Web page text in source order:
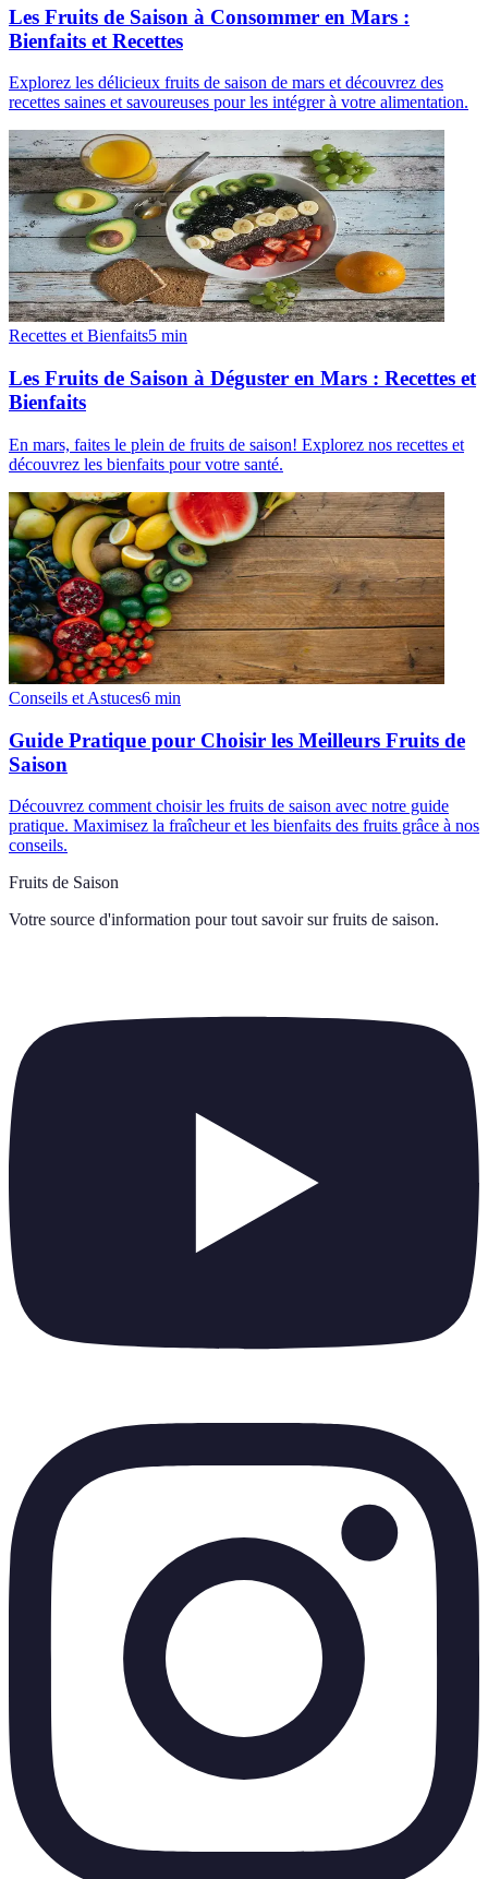
Les Fruits de Saison à Consommer en Mars :
Bienfaits et Recettes
Explorez les délicieux fruits de saison de mars et découvrez des
recettes saines et savoureuses pour les intégrer à votre alimentation.
Recettes et Bienfaits5 min
Les Fruits de Saison à Déguster en Mars : Recettes et
Bienfaits
En mars, faites le plein de fruits de saison! Explorez nos recettes et
découvrez les bienfaits pour votre santé.
Conseils et Astuces6 min
Guide Pratique pour Choisir les Meilleurs Fruits de
Saison
Découvrez comment choisir les fruits de saison avec notre guide
pratique. Maximisez la fraîcheur et les bienfaits des fruits grâce à nos
conseils.
Fruits de Saison
Votre source d'information pour tout savoir sur fruits de saison.